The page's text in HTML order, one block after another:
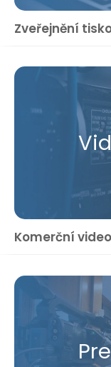
Zveřejnění
Komerční